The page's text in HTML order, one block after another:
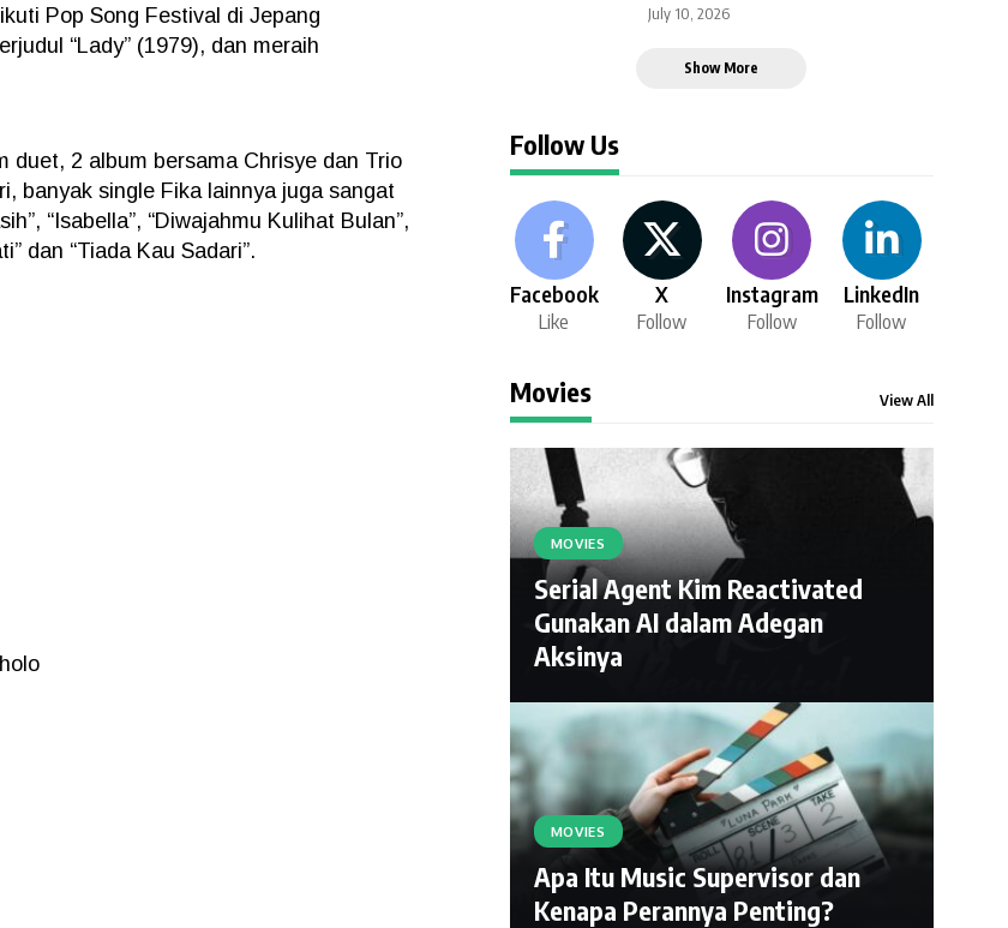
Pop Song Festival di Jepang
“Lady” (1979), dan meraih
duet, 2 album bersama Chrisye dan Trio
banyak single Fika lainnya juga sangat
“Isabella”, “Diwajahmu Kulihat Bulan”,
dan “Tiada Kau Sadari”.
July 10, 2026
Show More
Follow Us
Facebook
Like
X
Follow
Instagram
Follow
LinkedIn
Follow
Movies View All
MOVIES
Serial Agent Kim Reactivated
Gunakan AI dalam Adegan
Aksinya
MOVIES
Apa Itu Music Supervisor dan
Kenapa Perannya Penting?